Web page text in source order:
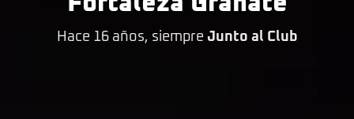
Hace 16 años, siempre Junto al Club